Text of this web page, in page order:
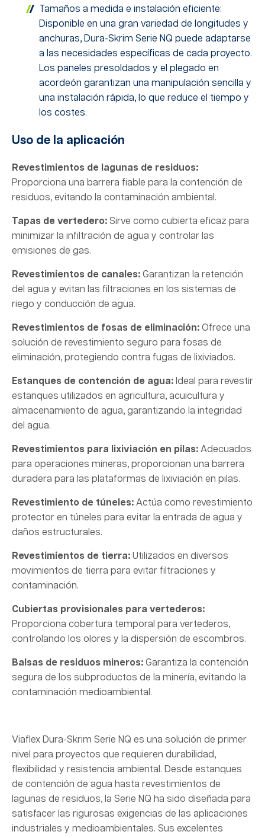
Tamaños a medida e instalación eficiente:
Disponible en una gran variedad de longitudes y
anchuras, Dura-Skrim Serie NQ puede adaptarse
a las necesidades específicas de cada proyecto.
Los paneles presoldados y el plegado en
acordeón garantizan una manipulación sencilla y
una instalación rápida, lo que reduce el tiempo y
los costes.
Uso de la aplicación
Revestimientos de lagunas de residuos:
Proporciona una barrera fiable para la contención de
residuos, evitando la contaminación ambiental.
Tapas de vertedero: Sirve como cubierta eficaz para
minimizar la infiltración de agua y controlar las
emisiones de gas.
Revestimientos de canales: Garantizan la retención
del agua y evitan las filtraciones en los sistemas de
riego y conducción de agua.
Revestimientos de fosas de eliminación: Ofrece una
solución de revestimiento seguro para fosas de
eliminación, protegiendo contra fugas de lixiviados.
Estanques de contención de agua: Ideal para revestir
estanques utilizados en agricultura, acuicultura y
almacenamiento de agua, garantizando la integridad
del agua.
Revestimientos para lixiviación en pilas: Adecuados
para operaciones mineras, proporcionan una barrera
duradera para las plataformas de lixiviación en pilas.
Revestimiento de túneles: Actúa como revestimiento
protector en túneles para evitar la entrada de agua y
daños estructurales.
Revestimientos de tierra: Utilizados en diversos
movimientos de tierra para evitar filtraciones y
contaminación.
Cubiertas provisionales para vertederos:
Proporciona cobertura temporal para vertederos,
controlando los olores y la dispersión de escombros.
Balsas de residuos mineros: Garantiza la contención
segura de los subproductos de la minería, evitando la
contaminación medioambiental.
Viaflex Dura-Skrim Serie NQ es una solución de primer
nivel para proyectos que requieren durabilidad,
flexibilidad y resistencia ambiental. Desde estanques
de contención de agua hasta revestimientos de
lagunas de residuos, la Serie NQ ha sido diseñada para
satisfacer las rigurosas exigencias de las aplicaciones
industriales y medioambientales. Sus excelentes